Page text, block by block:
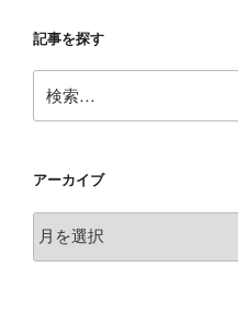
記事を探す
索:
アーカイブ
ー